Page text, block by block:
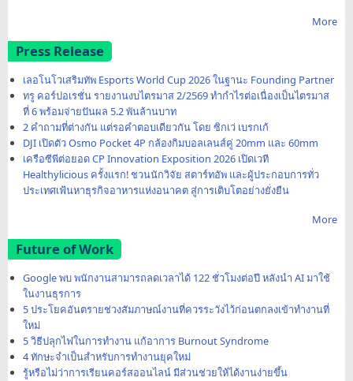
More
Press Release
เลอโนโวเสริมทัพ Esports World Cup 2026 ในฐานะ Founding Partner
ทรู คอร์ปอเรชั่น รายงานงบไตรมาส 2/2569 ทำกำไรต่อเนื่องเป็นไตรมาส
ที่ 6 พร้อมจ่ายปันผล 5.2 พันล้านบาท
2 คำถามที่ต่างกัน แต่รอคำตอบเดียวกัน โดย ซิกเว่ เบรกเก้
DJI เปิดตัว Osmo Pocket 4P กล้องกิมบอลเลนส์คู่ 20mm และ 60mm
เครือซีพีต่อยอด CP Innovation Exposition 2026 เปิดเวที
Healthylicious ครั้งแรก! ชวนนักวิจัย สตาร์ทอัพ และผู้ประกอบการทั่ว
ประเทศเฟ้นหาธุรกิจอาหารแห่งอนาคต สู่การเติบโตอย่างยั่งยืน
More
Future of Work
Google พบ พนักงานสามารถลดเวลาได้ 122 ชั่วโมงต่อปี หลังนำ AI มาใช้
ในงานธุรการ
5 ประโยคอันตรายช่วงสัมภาษณ์งานที่ควรระวังไว้ก่อนตกลงเข้าทำงานที่
ใหม่
5 วิธีปลุกไฟในการทำงาน แก้อาการ Burnout Syndrome
4 ทักษะจำเป็นสำหรับการทำงานยุคใหม่
รู้หรือไม่ว่าการเรียนคอร์สออนไลน์ มีส่วนช่วยให้ได้งานง่ายขึ้น